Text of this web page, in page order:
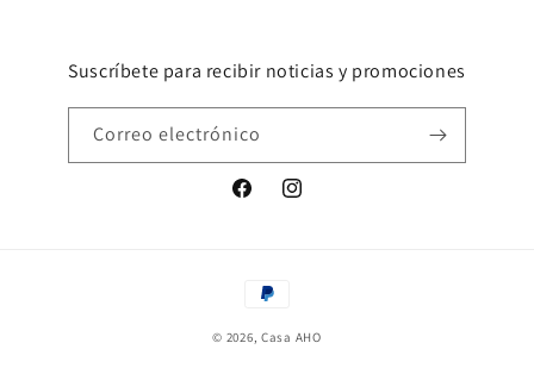
Suscríbete para recibir noticias y promociones
Correo electrónico
FacebookInstagram
Formas
pago
© 2026, Casa AHO